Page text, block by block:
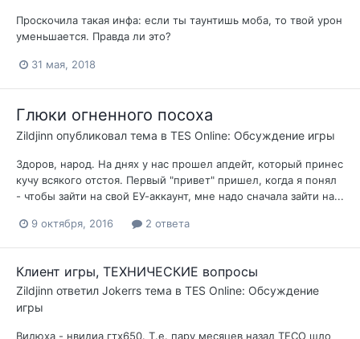
Проскочила такая инфа: если ты таунтишь моба, то твой урон
уменьшается. Правда ли это?
31 мая, 2018
Глюки огненного посоха
Zildjinn опубликовал тема в TES Online: Обсуждение игры
Здоров, народ. На днях у нас прошел апдейт, который принес
кучу всякого отстоя. Первый "привет" пришел, когда я понял
- чтобы зайти на свой ЕУ-аккаунт, мне надо сначала зайти на...
9 октября, 2016 2 ответа
Клиент игры, ТЕХНИЧЕСКИЕ вопросы
Zildjinn ответил Jokerrs тема в TES Online: Обсуждение
игры
Видюха - нвидиа гтх650. Т.е. пару месяцев назад ТЕСО шло